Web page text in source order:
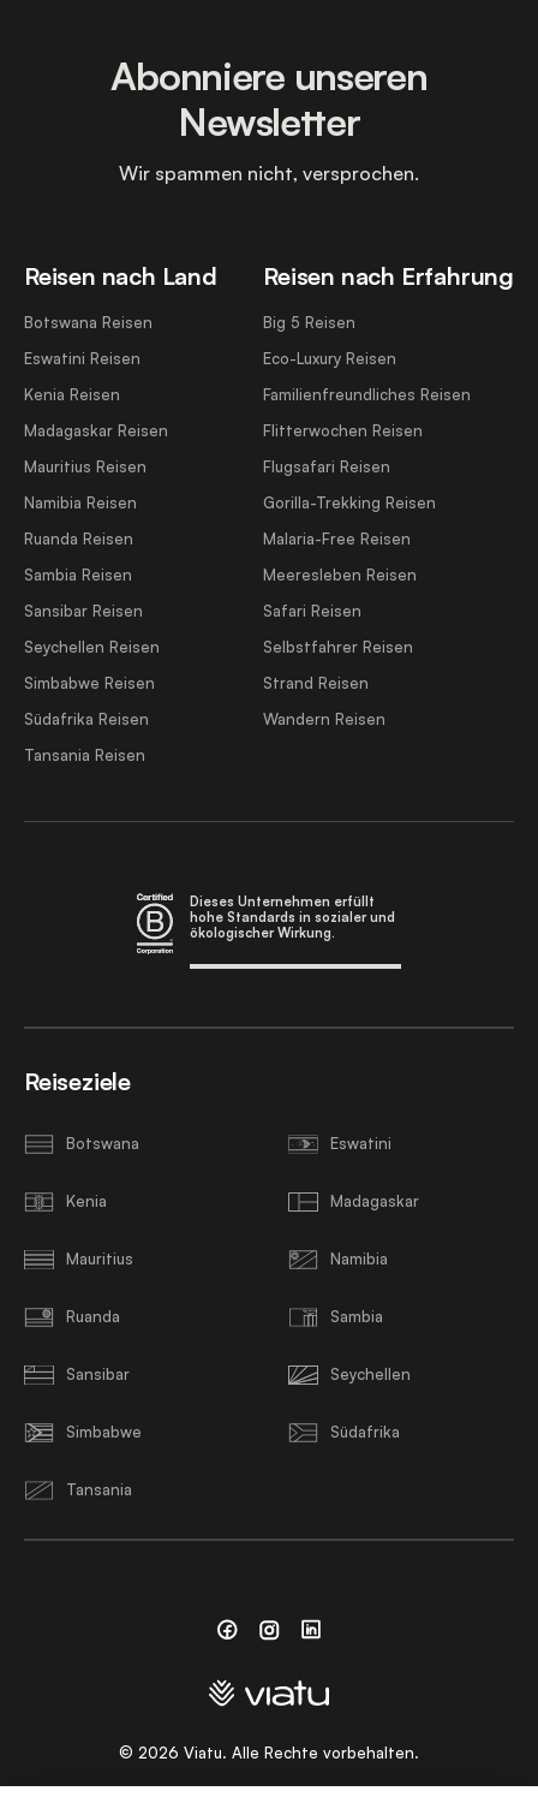
Reisen nach Land
Botswana Reisen
Eswatini Reisen
Kenia Reisen
Madagaskar Reisen
Mauritius Reisen
Namibia Reisen
Ruanda Reisen
Sambia Reisen
Sansibar Reisen
Seychellen Reisen
Simbabwe Reisen
Südafrika Reisen
Tansania Reisen
Reisen nach Erfahrung
Big 5 Reisen
Eco-Luxury Reisen
Familienfreundliches Reisen
Flitterwochen Reisen
Flugsafari Reisen
Gorilla-Trekking Reisen
Malaria-Free Reisen
Meeresleben Reisen
Safari Reisen
Selbstfahrer Reisen
Strand Reisen
Wandern Reisen
Abonniere unseren
Newsletter
Wir spammen nicht, versprochen.
Dieses Unternehmen erfüllt
hohe Standards in sozialer und
ökologischer Wirkung.
Reiseziele
Botswana Eswatini
Kenia Madagaskar
Mauritius Namibia
Ruanda Sambia
Sansibar Seychellen
Simbabwe Südafrika
Tansania
© 2026 Viatu. Alle Rechte vorbehalten.
FacebookInstagramLinkedin